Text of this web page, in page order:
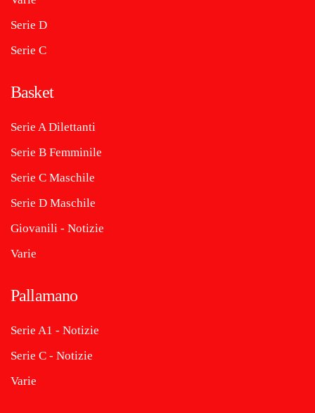
Serie D
Serie C
Basket
Serie A Dilettanti
Serie B Femminile
Serie C Maschile
Serie D Maschile
Giovanili - Notizie
Varie
Pallamano
Serie A1 - Notizie
Serie C - Notizie
Varie